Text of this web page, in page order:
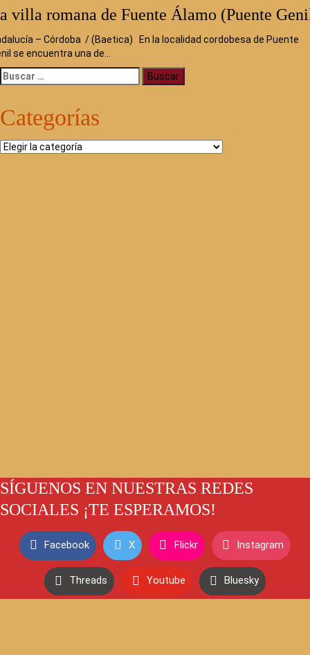
villa romana de Fuente Álamo (Puente
– Córdoba / (Baetica) En la localidad cordobesa de Puente
se encuentra una de…
Buscar:
Categorías
Categorías
SÍGUENOS EN NUESTRAS REDES
SOCIALES ¡TE ESPERAMOS!
Facebook X Flickr Instagram
Threads Youtube Bluesky